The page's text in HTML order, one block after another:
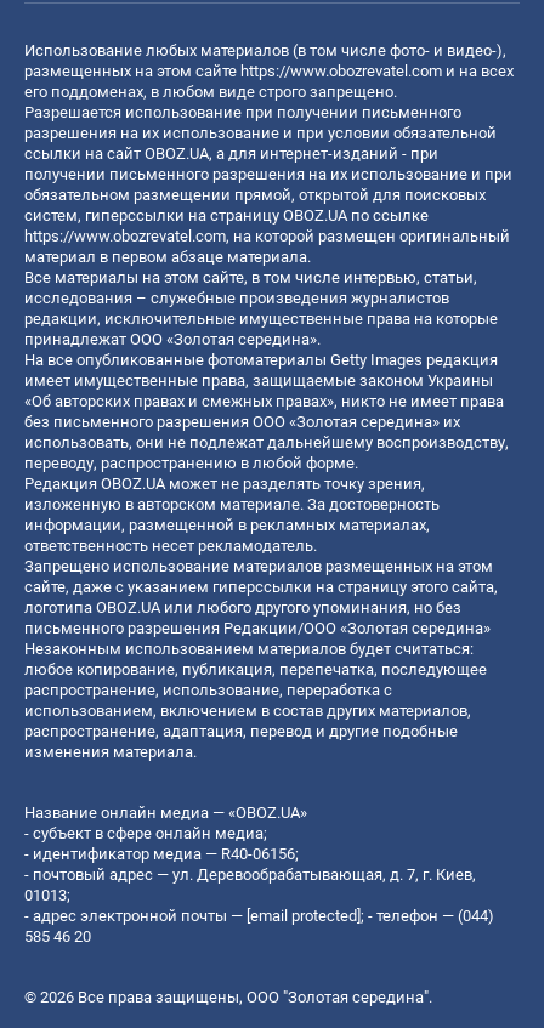
Использование любых материалов (в том числе фото- и видео-),
размещенных на этом сайте https://www.obozrevatel.com и на всех
его поддоменах, в любом виде строго запрещено.
Разрешается использование при получении письменного
разрешения на их использование и при условии обязательной
ссылки на сайт OBOZ.UA, а для интернет-изданий - при
получении письменного разрешения на их использование и при
обязательном размещении прямой, открытой для поисковых
систем, гиперссылки на страницу OBOZ.UA по ссылке
https://www.obozrevatel.com, на которой размещен оригинальный
материал в первом абзаце материала.
Все материалы на этом сайте, в том числе интервью, статьи,
исследования – служебные произведения журналистов
редакции, исключительные имущественные права на которые
принадлежат ООО «Золотая середина».
На все опубликованные фотоматериалы Getty Images редакция
имеет имущественные права, защищаемые законом Украины
«Об авторских правах и смежных правах», никто не имеет права
без письменного разрешения ООО «Золотая середина» их
использовать, они не подлежат дальнейшему воспроизводству,
переводу, распространению в любой форме.
Редакция OBOZ.UA может не разделять точку зрения,
изложенную в авторском материале. За достоверность
информации, размещенной в рекламных материалах,
ответственность несет рекламодатель.
Запрещено использование материалов размещенных на этом
сайте, даже с указанием гиперссылки на страницу этого сайта,
логотипа OBOZ.UA или любого другого упоминания, но без
письменного разрешения Редакции/ООО «Золотая середина»
Незаконным использованием материалов будет считаться:
любое копирование, публикация, перепечатка, последующее
распространение, использование, переработка с
использованием, включением в состав других материалов,
распространение, адаптация, перевод и другие подобные
изменения материала.
Название онлайн медиа — «OBOZ.UA»
- субъект в сфере онлайн медиа;
- идентификатор медиа — R40-06156;
- почтовый адрес — ул. Деревообрабатывающая, д. 7, г. Киев,
01013;
- адрес электронной почты — [email protected]; - телефон — (044)
585 46 20
© 2026 Все права защищены, ООО "Золотая середина".